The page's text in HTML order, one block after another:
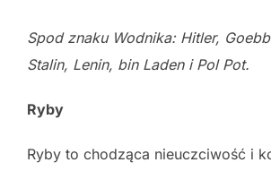
Spod znaku Wodnika: Hitler,
Stalin, Lenin, bin Laden iPol Pot.
Ryby
Ryby to chodząca nieuczciwość i